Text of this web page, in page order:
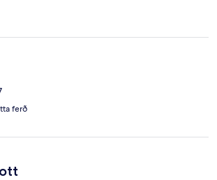
ferð